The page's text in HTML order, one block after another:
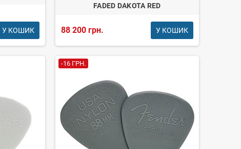
У КОШИК
FADED DAKOTA RED
88 200 грн. У КОШИК
-16 ГРН.